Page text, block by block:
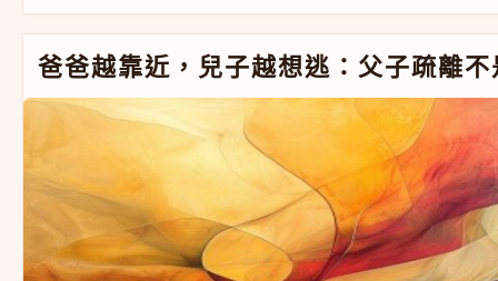
爸爸越靠近，兒子越想逃：父子疏離
爸爸越靠近，兒子越想逃：父子疏離不是感情不好，是方